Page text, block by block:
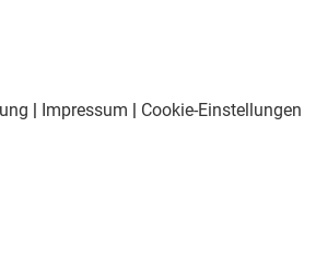
| Impressum | Cookie-Einstellungen